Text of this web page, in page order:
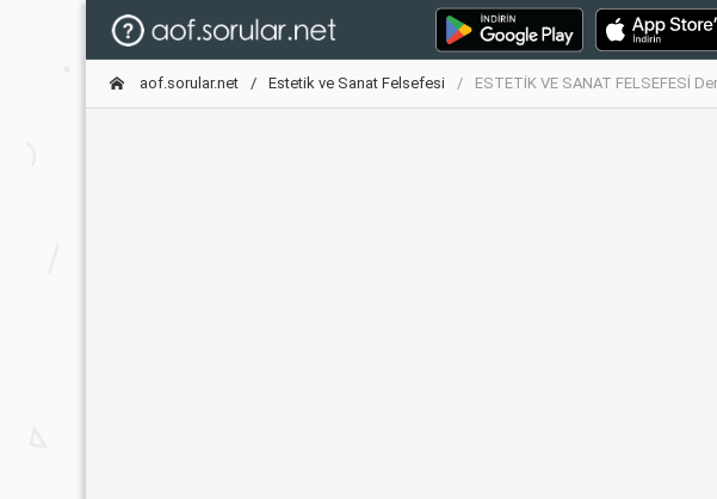
aof.sorular.net Estetik ve Sanat Felsefesi ESTETİK VE SANAT FELSEFESİ